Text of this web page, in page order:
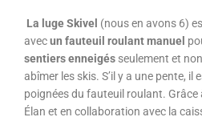
La luge Skivel (nous en avons 6)
avecun fauteuil roulant manuel
sentiers enneigés seulement et
abîmer les skis. S’il y a une pente, il
poignées du fauteuil roulant. Grâce
Élan et en collaboration avec la